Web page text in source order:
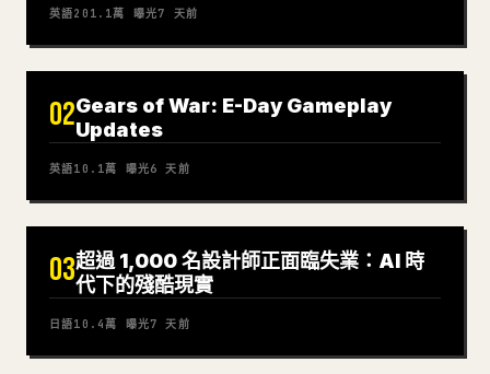
英語201.1萬 曝光7 天前
02Gears of War: E-Day Gameplay
Updates
英語10.1萬 曝光6 天前
03超過 1,000 名設計師正面臨失業：AI 時
代下的殘酷現實
日語10.4萬 曝光7 天前